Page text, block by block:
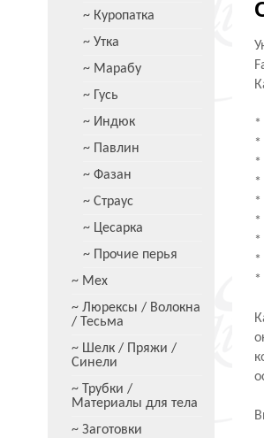
~ Куропатка
~ Утка
~ Марабу
~ Гусь
~ Индюк
~ Павлин
~ Фазан
~ Страус
~ Цесарка
~ Прочие перья
~ Мех
~ Люрексы / Волокна
/ Тесьма
~ Шелк / Пряжи /
Синели
~ Трубки /
Материалы для тела
~ Заготовки
*
*
*
*
*
*
*
*
*